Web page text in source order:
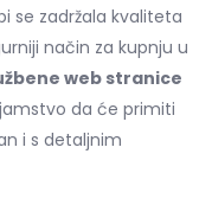
se zadržala kvaliteta
način za kupnju u
web stranice
da će primiti
i s detaljnim